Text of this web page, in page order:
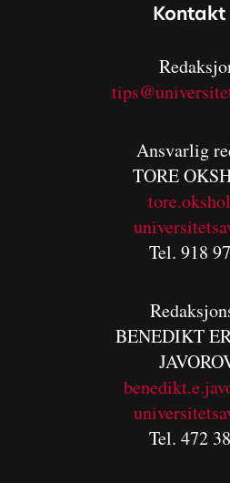
Kontakt
Ansvarlig
TORE
Tel. 918
BENEDIKT
Tel. 472